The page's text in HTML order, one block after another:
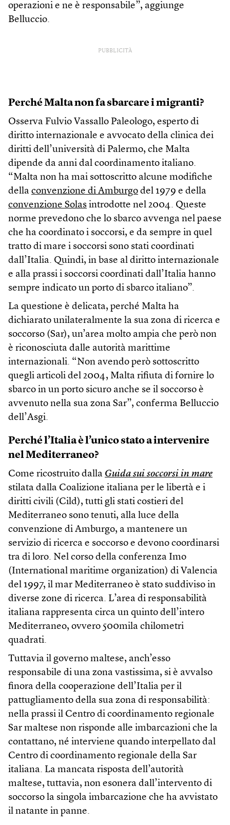
operazioni e ne è responsabile”, aggiunge
Belluccio.
PUBBLICITÀ
Perché Malta non fa sbarcare i migranti?
Osserva Fulvio Vassallo Paleologo, esperto di
diritto internazionale e avvocato della clinica dei
diritti dell’università di Palermo, che Malta
dipende da anni dal coordinamento italiano.
“Malta non ha mai sottoscritto alcune modifiche
della convenzione di Amburgo del 1979 e della
convenzione Solas introdotte nel 2004. Queste
norme prevedono che lo sbarco avvenga nel paese
che ha coordinato i soccorsi, e da sempre in quel
tratto di mare i soccorsi sono stati coordinati
dall’Italia. Quindi, in base al diritto internazionale
e alla prassi i soccorsi coordinati dall’Italia hanno
sempre indicato un porto di sbarco italiano”.
La questione è delicata, perché Malta ha
dichiarato unilateralmente la sua zona di ricerca e
soccorso (Sar), un’area molto ampia che però non
è riconosciuta dalle autorità marittime
internazionali. “Non avendo però sottoscritto
quegli articoli del 2004, Malta rifiuta di fornire lo
sbarco in un porto sicuro anche se il soccorso è
avvenuto nella sua zona Sar”, conferma Belluccio
dell’Asgi.
Perché l’Italia è l’unico stato a intervenire
nel Mediterraneo?
Come ricostruito dalla Guida sui soccorsi in mare
stilata dalla Coalizione italiana per le libertà e i
diritti civili (Cild), tutti gli stati costieri del
Mediterraneo sono tenuti, alla luce della
convenzione di Amburgo, a mantenere un
servizio di ricerca e soccorso e devono coordinarsi
tra di loro. Nel corso della conferenza Imo
(International maritime organization) di Valencia
del 1997, il mar Mediterraneo è stato suddiviso in
diverse zone di ricerca. L’area di responsabilità
italiana rappresenta circa un quinto dell’intero
Mediterraneo, ovvero 500mila chilometri
quadrati.
Tuttavia il governo maltese, anch’esso
responsabile di una zona vastissima, si è avvalso
finora della cooperazione dell’Italia per il
pattugliamento della sua zona di responsabilità:
nella prassi il Centro di coordinamento regionale
Sar maltese non risponde alle imbarcazioni che la
contattano, né interviene quando interpellato dal
Centro di coordinamento regionale della Sar
italiana. La mancata risposta dell’autorità
maltese, tuttavia, non esonera dall’intervento di
soccorso la singola imbarcazione che ha avvistato
il natante in panne.